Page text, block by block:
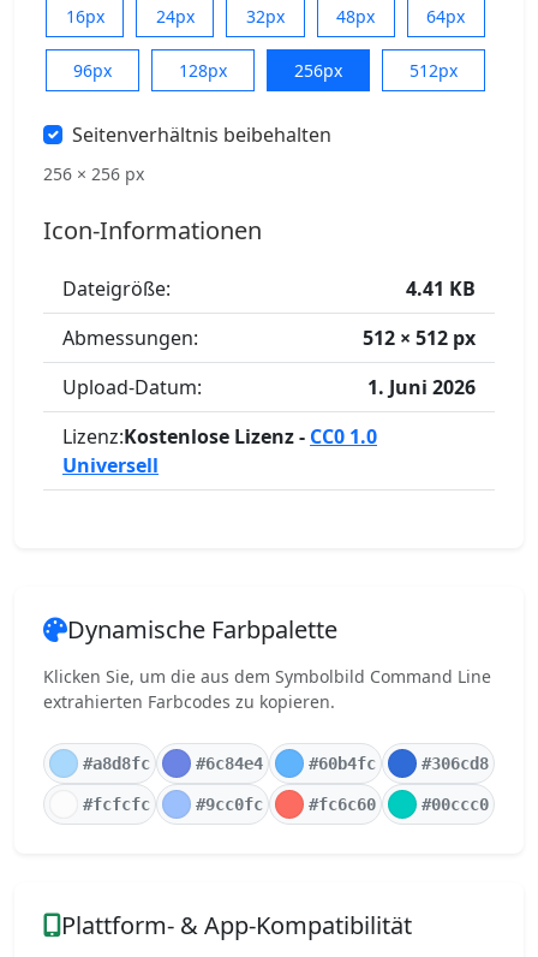
16px 24px 32px 48px 64px
96px 128px 256px 512px
Seitenverhältnis beibehalten
256 × 256 px
Icon-Informationen
Dateigröße:
4.41 KB
Abmessungen:
512 × 512 px
Upload-Datum:
1. Juni 2026
Lizenz:Kostenlose Lizenz - CC0 1.0
Universell
Dynamische Farbpalette
Klicken Sie, um die aus dem Symbolbild Command Line
extrahierten Farbcodes zu kopieren.
#a8d8fc #6c84e4 #60b4fc #306cd8
#fcfcfc #9cc0fc #fc6c60 #00ccc0
Plattform- & App-Kompatibilität